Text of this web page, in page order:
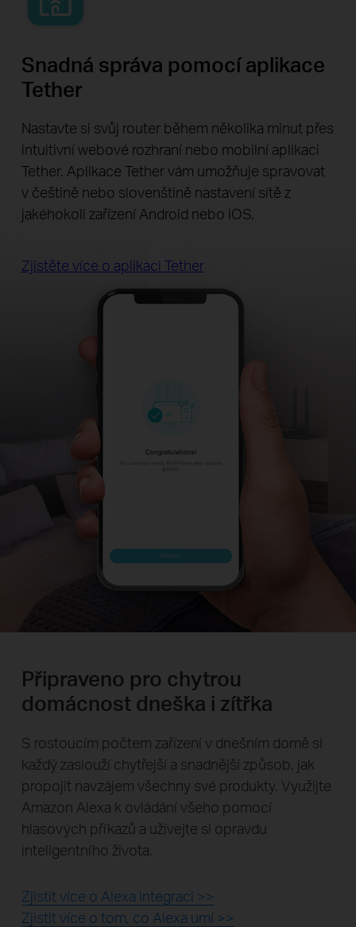
Snadná správa pomocí aplikace
Tether
Nastavte si svůj router během několika minut přes
intuitivní webové rozhraní nebo mobilní aplikaci
Tether. Aplikace Tether vám umožňuje spravovat
v češtině nebo slovenštině nastavení sítě z
jakéhokoli zařízení Android nebo iOS.
Zjistěte více o aplikaci Tether
Připraveno pro chytrou
domácnost dneška i zítřka
S rostoucím počtem zařízení v dnešním domě si
každý zaslouží chytřejší a snadnější způsob, jak
propojit navzájem všechny své produkty. Využijte
Amazon Alexa k ovládání všeho pomocí
hlasových příkazů a užívejte si opravdu
inteligentního života.
Zjistit více o Alexa integraci >>
Zjistit více o tom, co Alexa umí >>